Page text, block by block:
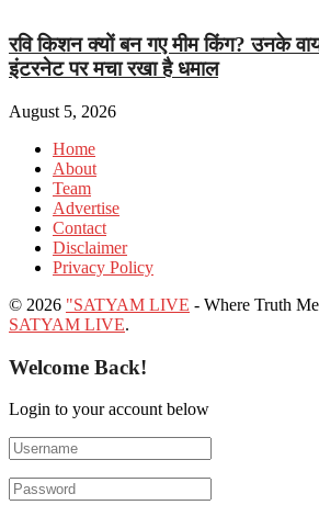
रवि किशन क्यों बन गए मीम किंग? उनके
इंटरनेट पर मचा रखा है धमाल
August 5, 2026
Home
About
Team
Advertise
Contact
Disclaimer
Privacy Policy
© 2026 "SATYAM LIVE - Where Truth
SATYAM LIVE.
Welcome Back!
Login to your account below